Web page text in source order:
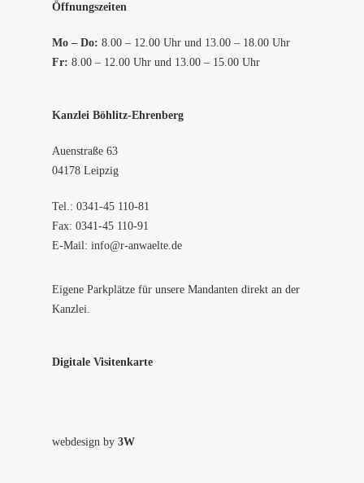
Öffnungszeiten
Mo – Do: 8.00 – 12.00 Uhr und 13.00 – 18.00 Uhr
Fr: 8.00 – 12.00 Uhr und 13.00 – 15.00 Uhr
Kanzlei Böhlitz-Ehrenberg
Auenstraße 63
04178 Leipzig
Tel.: 0341-45 110-81
Fax: 0341-45 110-91
E-Mail: info@r-anwaelte.de
Eigene Parkplätze für unsere Mandanten direkt an der
Kanzlei.
Digitale Visitenkarte
webdesign by 3W